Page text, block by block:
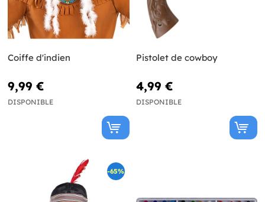
Coiffe d'indien
9,99 €
DISPONIBLE
Pistolet de cowboy
4,99 €
DISPONIBLE
-65%